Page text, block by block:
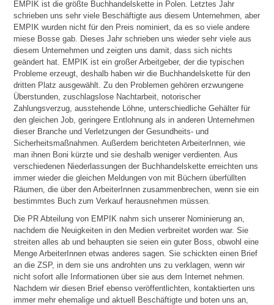
EMPIK ist die größte Buchhandelskette in Polen. Letztes Jahr
schrieben uns sehr viele Beschäftigte aus diesem Unternehmen, aber
EMPIK wurden nicht für den Preis nominiert, da es so viele andere
miese Bosse gab. Dieses Jahr schrieben uns wieder sehr viele aus
diesem Unternehmen und zeigten uns damit, dass sich nichts
geändert hat. EMPIK ist ein großer Arbeitgeber, der die typischen
Probleme erzeugt, deshalb haben wir die Buchhandelskette für den
dritten Platz ausgewählt. Zu den Problemen gehören erzwungene
Überstunden, zuschlagslose Nachtarbeit, notorischer
Zahlungsverzug, ausstehende Löhne, unterschiedliche Gehälter für
den gleichen Job, geringere Entlohnung als in anderen Unternehmen
dieser Branche und Verletzungen der Gesundheits- und
Sicherheitsmaßnahmen. Außerdem berichteten ArbeiterInnen, wie
man ihnen Boni kürzte und sie deshalb weniger verdienten. Aus
verschiedenen Niederlassungen der Buchhandelskette erreichten uns
immer wieder die gleichen Meldungen von mit Büchern überfüllten
Räumen, die über den ArbeiterInnen zusammenbrechen, wenn sie ein
bestimmtes Buch zum Verkauf herausnehmen müssen.
Die PR Abteilung von EMPIK nahm sich unserer Nominierung an,
nachdem die Neuigkeiten in den Medien verbreitet worden war. Sie
streiten alles ab und behaupten sie seien ein guter Boss, obwohl eine
Menge ArbeiterInnen etwas anderes sagen. Sie schickten einen Brief
an die ZSP, in dem sie uns androhten uns zu verklagen, wenn wir
nicht sofort alle Informationen über sie aus dem Internet nehmen.
Nachdem wir diesen Brief ebenso veröffentlichten, kontaktierten uns
immer mehr ehemalige und aktuell Beschäftigte und boten uns an,